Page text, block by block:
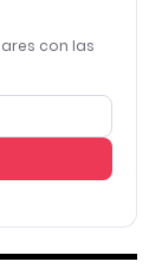
con las